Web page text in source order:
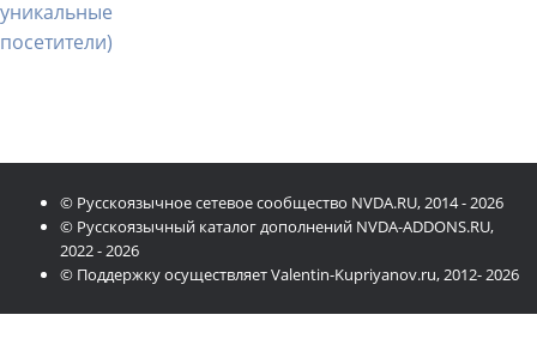
© Русскоязычное сетевое сообщество NVDA.RU, 2014 - 2026
© Русскоязычный каталог дополнений NVDA-ADDONS.RU,
2022 - 2026
© Поддержку осуществляет Valentin-Kupriyanov.ru, 2012- 2026